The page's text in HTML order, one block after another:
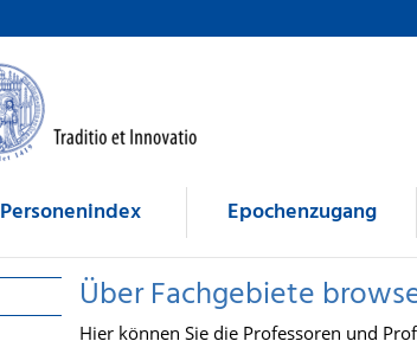
Personenindex Epochenzugang
Über Fachgebiete
Hier können Sie die Professoren und